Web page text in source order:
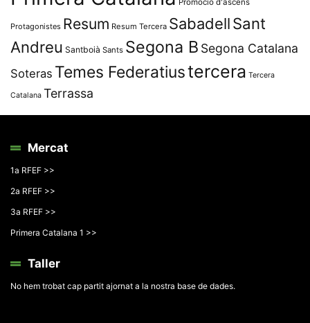
Protagonistes Resum Resum Tercera SabadellSant
Andreu Santboià Sants Segona B Segona Catalana
Soteras Temes Federatiustercera Tercera
Catalana Terrassa
Mercat
1a RFEF >>
2a RFEF >>
3a RFEF >>
Primera Catalana 1 >>
Taller
No hem trobat cap partit ajornat a la nostra base de dades.